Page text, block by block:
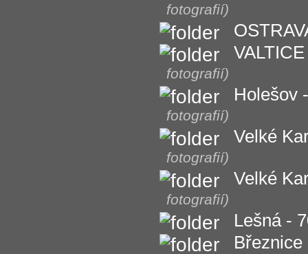
fotografií)
fotografií)
Holešov
fotografií)
Velké
fotografií)
Velké
fotografií)
Lešná -